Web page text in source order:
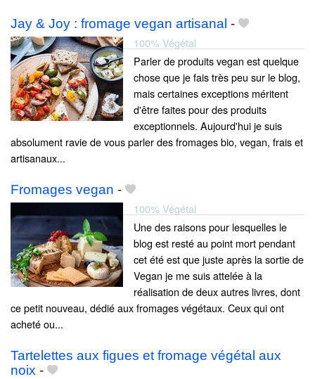
Jay & Joy : fromage vegan artisanal -
100% Végétal
Parler de produits vegan est quelque
chose que je fais très peu sur le blog,
mais certaines exceptions méritent
d'être faites pour des produits
exceptionnels. Aujourd'hui je suis
absolument ravie de vous parler des fromages bio, vegan, frais et
artisanaux...
Fromages vegan -
100% Végétal
Une des raisons pour lesquelles le
blog est resté au point mort pendant
cet été est que juste après la sortie de
Vegan je me suis attelée à la
réalisation de deux autres livres, dont
ce petit nouveau, dédié aux fromages végétaux. Ceux qui ont
acheté ou...
Tartelettes aux figues et fromage végétal aux
noix -